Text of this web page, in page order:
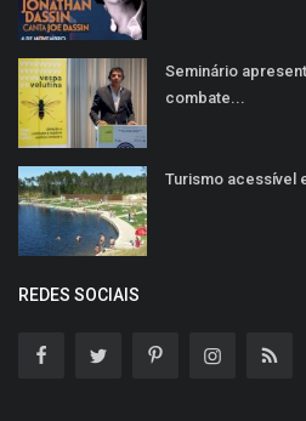
Seminário
combate...
Turismo acessível
REDES SOCIAIS